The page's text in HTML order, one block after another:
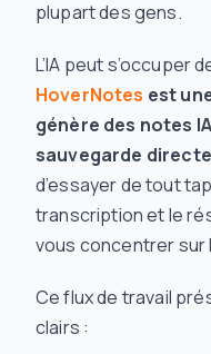
plupart des gens.
L’IA peut s’occuper
HoverNotes est
génère des notes
sauvegarde
d’essayer de tout
transcription et le
vous concentrer sur
Ce flux de travail
clairs :